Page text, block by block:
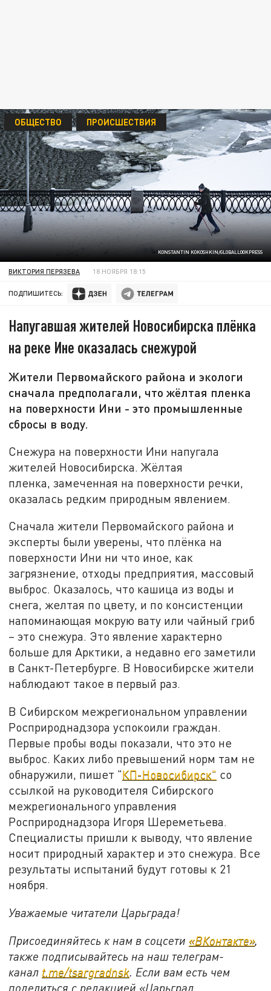
KONSTANTIN KOKOSHKIN/GLOBALLOOKPRESS
ОБЩЕСТВО ПРОИСШЕСТВИЯ
ВИКТОРИЯ ПЕРЯЗЕВА 18 НОЯБРЯ 18:15
ПОДПИШИТЕСЬ:
Напугавшая жителей Новосибирска плёнка
на реке Ине оказалась снежурой
Жители Первомайского района и экологи
сначала предполагали, что жёлтая пленка
на поверхности Ини - это промышленные
сбросы в воду.
Снежура на поверхности Ини напугала
жителей Новосибирска. Жёлтая
пленка, замеченная на поверхности речки,
оказалась редким природным явлением.
Сначала жители Первомайского района и
эксперты были уверены, что плёнка на
поверхности Ини ни что иное, как
загрязнение, отходы предприятия, массовый
выброс. Оказалось, что кашица из воды и
снега, желтая по цвету, и по консистенции
напоминающая мокрую вату или чайный гриб
– это снежура. Это явление характерно
больше для Арктики, а недавно его заметили
в Санкт-Петербурге. В Новосибирске жители
наблюдают такое в первый раз.
В Сибирском межрегиональном управлении
Росприроднадзора успокоили граждан.
Первые пробы воды показали, что это не
выброс. Каких либо превышений норм там не
обнаружили, пишет "КП-Новосибирск" со
ссылкой на руководителя Сибирского
межрегионального управления
Росприроднадзора Игоря Шереметьева.
Специалисты пришли к выводу, что явление
носит природный характер и это снежура. Все
результаты испытаний будут готовы к 21
ноября.
Уважаемые читатели Царьграда!
Присоединяйтесь к нам в соцсети «ВКонтакте»,
также подписывайтесь на наш телеграм-
канал t.me/tsargradnsk . Если вам есть чем
поделиться с редакцией «Царьград